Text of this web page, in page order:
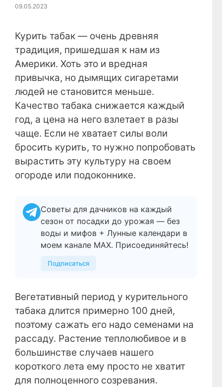
09.05.2023
Курить табак — очень древняя
традиция, пришедшая к нам из
Америки. Хоть это и вредная
привычка, но дымящих сигаретами
людей не становится меньше.
Качество табака снижается каждый
год, а цена на него взлетает в разы
чаще. Если не хватает силы воли
бросить курить, то нужно попробовать
вырастить эту культуру на своем
огороде или подоконнике.
Советы для дачников на каждый
сезон от посадки до урожая — без
воды и мифов + Лунные календари в
моем канале МАХ. Присоединяйтесь!
Подписаться
Вегетативный период у курительного
табака длится примерно 100 дней,
поэтому сажать его надо семенами на
рассаду. Растение теплолюбивое и в
большинстве случаев нашего
короткого лета ему просто не хватит
для полноценного созревания.